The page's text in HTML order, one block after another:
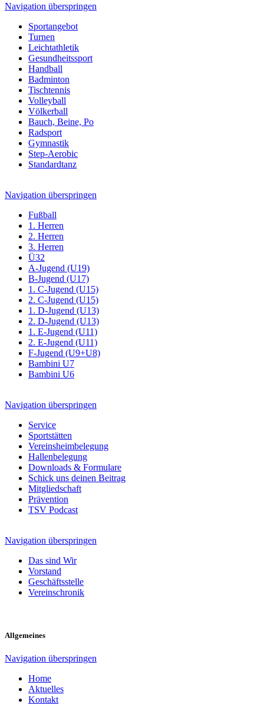
Navigation überspringen
Sportangebot
Turnen
Leichtathletik
Gesundheitssport
Handball
Badminton
Tischtennis
Volleyball
Völkerball
Bauch, Beine, Po
Radsport
Gymnastik
Step-Aerobic
Standardtanz
Navigation überspringen
Fußball
1. Herren
2. Herren
3. Herren
Ü32
A-Jugend (U19)
B-Jugend (U17)
1. C-Jugend (U15)
2. C-Jugend (U15)
1. D-Jugend (U13)
2. D-Jugend (U13)
1. E-Jugend (U11)
2. E-Jugend (U11)
F-Jugend (U9+U8)
Bambini U7
Bambini U6
Navigation überspringen
Service
Sportstätten
Vereinsheimbelegung
Hallenbelegung
Downloads & Formulare
Schick uns deinen Beitrag
Mitgliedschaft
Prävention
TSV Podcast
Navigation überspringen
Das sind Wir
Vorstand
Geschäftsstelle
Vereinschronik
Allgemeines
Navigation überspringen
Home
Aktuelles
Kontakt